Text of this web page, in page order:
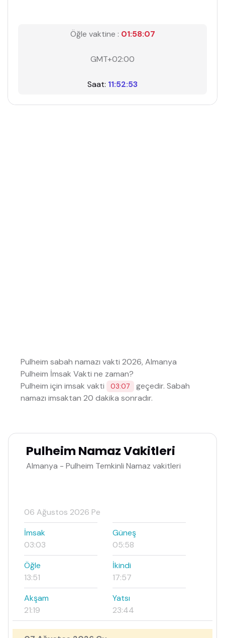
Öğle vaktine : 01:58:06
GMT+02:00
Saat: 11:52:54
Pulheim sabah namazı vakti 2026, Almanya
Pulheim İmsak Vakti ne zaman?
Pulheim için imsak vakti
03:07
geçedir. Sabah
namazı imsaktan 20 dakika sonradır.
Pulheim Namaz Vakitleri
Almanya - Pulheim Temkinli Namaz vakitleri
06 Ağustos 2026 Pe
İmsak
03:03
Güneş
05:58
Öğle
13:51
İkindi
17:57
Akşam
21:19
Yatsı
23:44